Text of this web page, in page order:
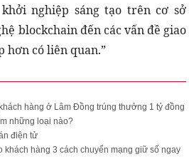
nghiệp sáng tạo trên cơ sở
blockchain đến các vấn đề giao
hơn có liên quan.”
hàng ở Lâm Đồng trúng thưởng 1 tỷ đồng
những loại nào?
điện tử
khách hàng 3 cách chuyển mạng giữ số ngay